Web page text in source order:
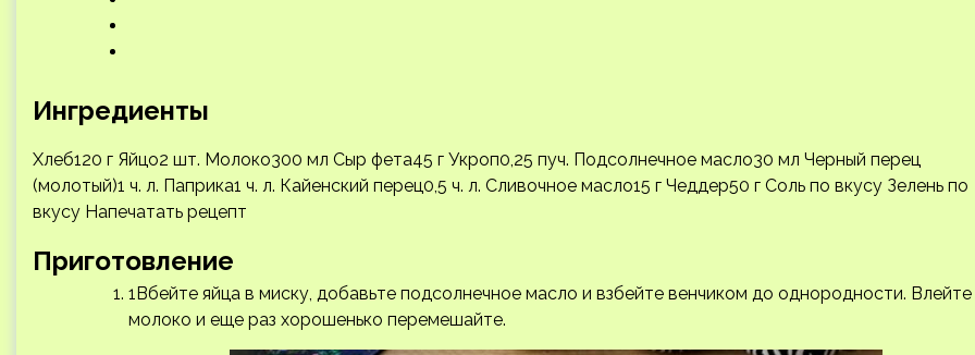
Ингредиенты
Хлеб120 г Яйцо2 шт. Молоко300 мл Сыр фета45 г Укроп0,25 пуч. Подсолнечное масло30 мл Черный перец
(молотый)1 ч. л. Паприка1 ч. л. Кайенский перец0,5 ч. л. Сливочное масло15 г Чеддер50 г Соль по вкусу Зелень по
вкусу Напечатать рецепт
Приготовление
1Вбейте яйца в миску, добавьте подсолнечное масло и взбейте венчиком до однородности. Влейте
молоко и еще раз хорошенько перемешайте.